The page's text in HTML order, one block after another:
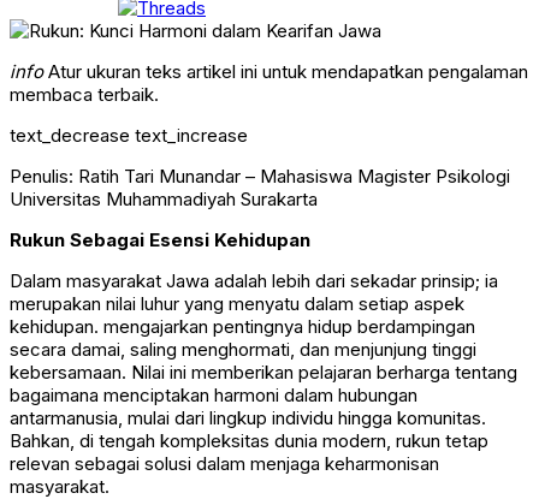
infoAtur ukuran teks artikel ini untuk mendapatkan pengalaman
membaca terbaik.
text_decrease text_increase
Penulis: Ratih Tari Munandar – Mahasiswa Magister Psikologi
Universitas Muhammadiyah Surakarta
Rukun Sebagai Esensi Kehidupan
Dalam masyarakat Jawa adalah lebih dari sekadar prinsip; ia
merupakan nilai luhur yang menyatu dalam setiap aspek
kehidupan. mengajarkan pentingnya hidup berdampingan
secara damai, saling menghormati, dan menjunjung tinggi
kebersamaan. Nilai ini memberikan pelajaran berharga tentang
bagaimana menciptakan harmoni dalam hubungan
antarmanusia, mulai dari lingkup individu hingga komunitas.
Bahkan, di tengah kompleksitas dunia modern, rukun tetap
relevan sebagai solusi dalam menjaga keharmonisan
masyarakat.